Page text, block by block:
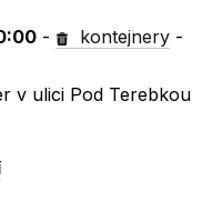
- kontejnery -
v ulici Pod Terebkou